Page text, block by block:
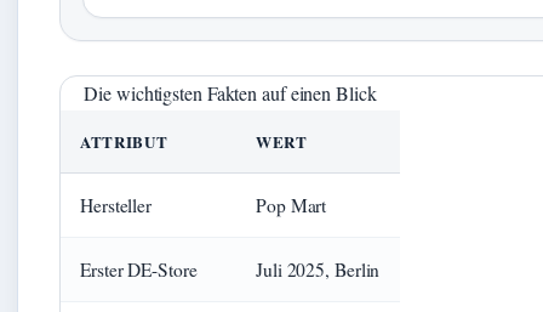
Die wichtigsten Fakten auf einen Blick
ATTRIBUT WERT
Hersteller Pop Mart
Erster DE-Store Juli 2025, Berlin